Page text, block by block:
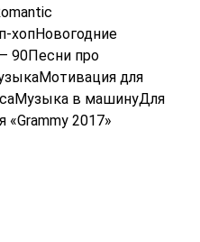
хопНовогодние
90Песни про
для
в машинуДля
2017»